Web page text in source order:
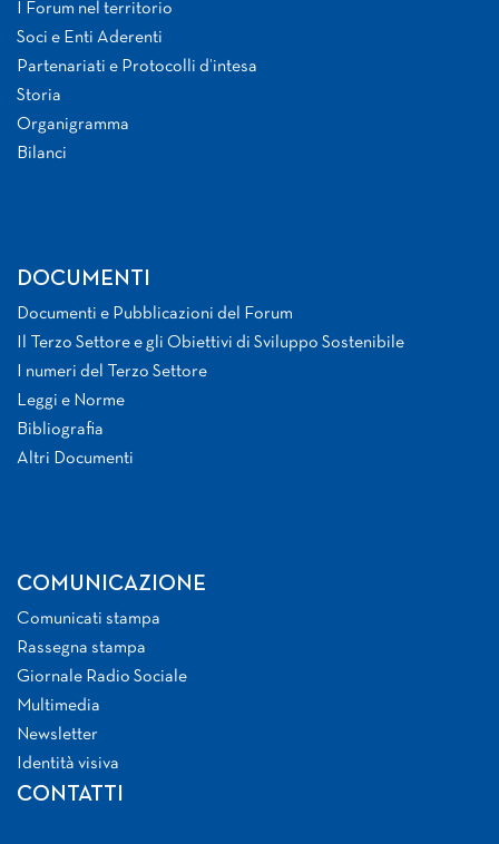
I Forum nel territorio
Soci e Enti Aderenti
Partenariati e Protocolli d’intesa
Storia
Organigramma
Bilanci
DOCUMENTI
Documenti e Pubblicazioni del Forum
Il Terzo Settore e gli Obiettivi di Sviluppo Sostenibile
I numeri del Terzo Settore
Leggi e Norme
Bibliografia
Altri Documenti
COMUNICAZIONE
Comunicati stampa
Rassegna stampa
Giornale Radio Sociale
Multimedia
Newsletter
Identità visiva
CONTATTI